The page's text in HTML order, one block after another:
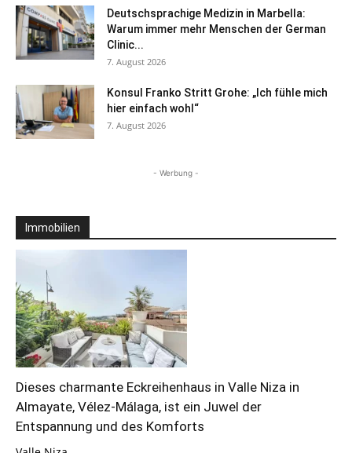
Deutschsprachige Medizin in Marbella:
Warum immer mehr Menschen der German
Clinic...
7. August 2026
Konsul Franko Stritt Grohe: „Ich fühle mich
hier einfach wohl“
7. August 2026
- Werbung -
Immobilien
Dieses charmante Eckreihenhaus in Valle Niza in
Almayate, Vélez-Málaga, ist ein Juwel der
Entspannung und des Komforts